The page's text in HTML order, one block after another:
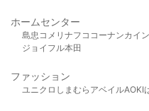
ホームセンター
島忠 コメリ ナフコ コーナンカイ
ジョイフル本田
ファッション
ユニクロ しまむら アベイルAOKI